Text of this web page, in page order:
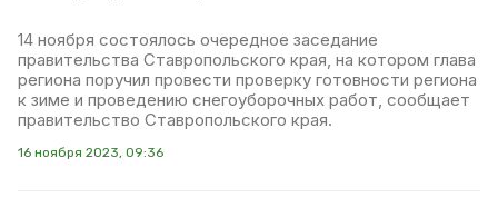
14 ноября состоялось очередное заседание
правительства Ставропольского края, на котором глава
региона поручил провести проверку готовности региона
к зиме и проведению снегоуборочных работ, сообщает
правительство Ставропольского края.
16 ноября 2023, 09:36